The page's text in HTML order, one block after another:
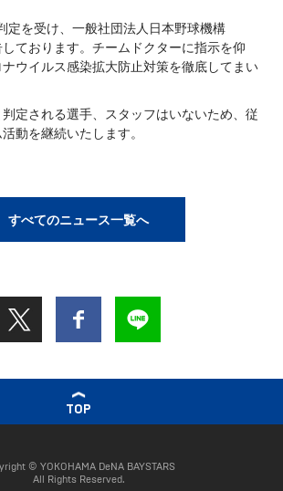
定を受け、一般社団法人日本野球機構
しております。チームドクターに指示を仰
ウイルス感染拡大防止対策を徹底してまい
定される選手、スタッフはいないため、従
動を継続いたします。
すべてのニュース一覧へ
TOP
© YOKOHAMA DeNA BAYSTARS
All Rights Reserved.